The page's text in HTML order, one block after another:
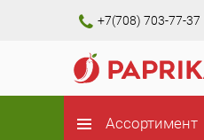
+7(708) 703-77-37
Ассортимент